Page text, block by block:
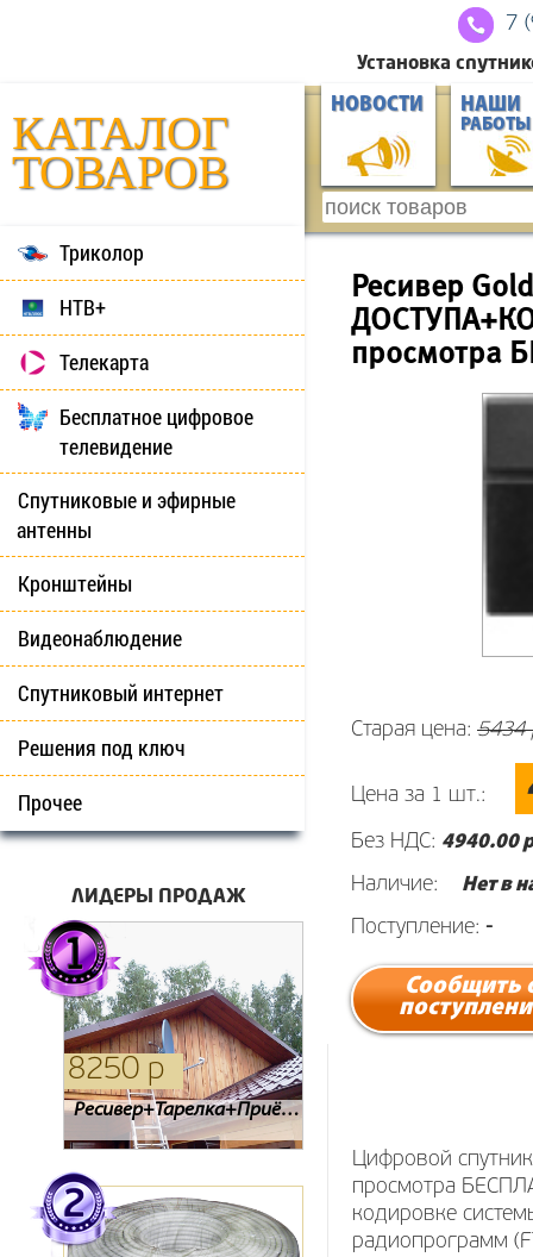
7
Установка
КАТАЛОГ
ТОВАРОВ
НОВОСТИ НАШИ
РАБОТЫ
Триколор
НТВ+
Телекарта
Бесплатное цифровое
телевидение
Спутниковые и эфирные
антенны
Кронштейны
Видеонаблюдение
Спутниковый интернет
Решения под ключ
Прочее
ЛИДЕРЫ ПРОДАЖ
8250 р
Ресивер+Тарелка+Приёмник
1090 р
Кронштейн диагонали
1090 р
Кронштейн SP 400
Ресивер
просмотра
Старая цена: 5434
Цена за 1 шт.:
Без НДС: 4940.00
Наличие:
Нет в
Поступление: -
Сообщить
Цифровой
просмотра
кодировке
радиопрограмм